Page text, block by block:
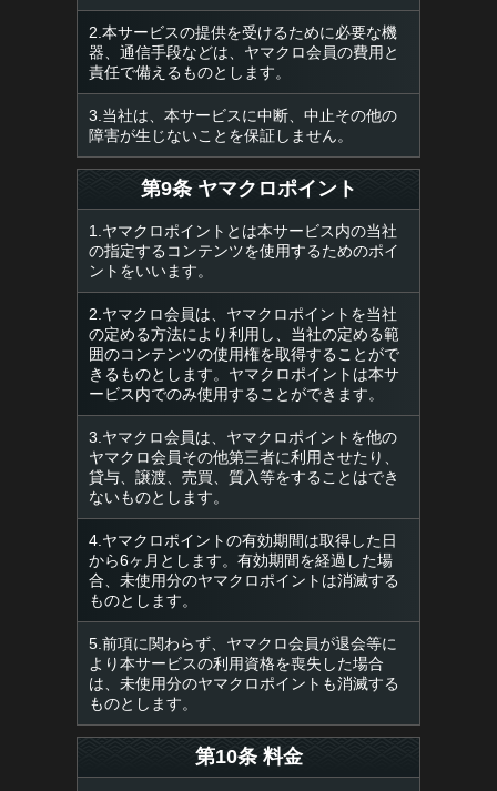
2.本サービスの提供を受けるために必要な機
器、通信手段などは、ヤマクロ会員の費用と
責任で備えるものとします。
3.当社は、本サービスに中断、中止その他の
障害が生じないことを保証しません。
第9条 ヤマクロポイント
1.ヤマクロポイントとは本サービス内の当社
の指定するコンテンツを使用するためのポイ
ントをいいます。
2.ヤマクロ会員は、ヤマクロポイントを当社
の定める方法により利用し、当社の定める範
囲のコンテンツの使用権を取得することがで
きるものとします。ヤマクロポイントは本サ
ービス内でのみ使用することができます。
3.ヤマクロ会員は、ヤマクロポイントを他の
ヤマクロ会員その他第三者に利用させたり、
貸与、譲渡、売買、質入等をすることはでき
ないものとします。
4.ヤマクロポイントの有効期間は取得した日
から6ヶ月とします。有効期間を経過した場
合、未使用分のヤマクロポイントは消滅する
ものとします。
5.前項に関わらず、ヤマクロ会員が退会等に
より本サービスの利用資格を喪失した場合
は、未使用分のヤマクロポイントも消滅する
ものとします。
第10条 料金